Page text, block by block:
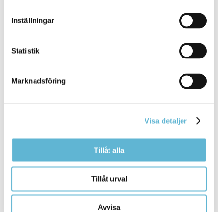
Inställningar
Statistik
Marknadsföring
Visa detaljer
Tillåt alla
Tillåt urval
Avvisa
Åsens avfallsanläggning
Öppettider Åsen